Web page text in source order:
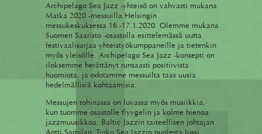
Archipelago Sea Jazz -yhteisö on vahvasti mukana
Matka 2020 -messuilla Helsingin
messukeskuksessa 16.-17.1.2020. Olemme mukana
Suomen Saaristo -osastolla esittelemässä uutta
festivaalisarjaa yhteistyökumppaneille ja tietenkin
myös yleisölle. Archipelago Sea Jazz -konsepti on
iloksemme herättänyt runsaasti positiivista
huomiota, ja odotamme messuilta taas uusia
hedelmällisiä kohtaamisia.
Messujen tohinassa on luvassa myös musiikkia,
kun tuomme osastolle flyygelin ja kolme hienoa
jazzmuusikkoa: Baltic Jazzin taiteellisen johtajan
Antti Sarpilan, Turku Sea Jazzin puolesta Jussi